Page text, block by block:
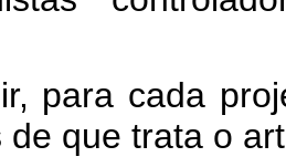
para cada
que trata o